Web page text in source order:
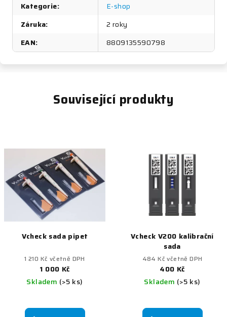
Kategorie:
E-shop
Záruka:
2 roky
EAN: 8809135590798
Související produkty
Vcheck sada pipet
1 210 Kč včetně DPH
1 000 Kč
Skladem (>5 ks)
Vcheck V200 kalibrační
sada
484 Kč včetně DPH
400 Kč
Skladem (>5 ks)